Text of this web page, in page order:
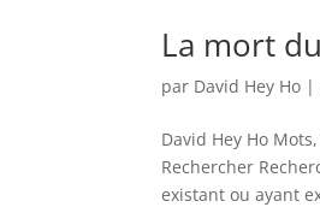
La mort
par David Hey Ho |
David Hey Ho
Rechercher
existant ou ayant